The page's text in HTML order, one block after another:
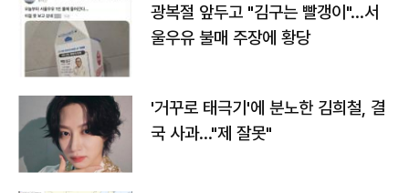
광복절 앞두고 "김구는 빨갱이"…서
울우유 불매 주장에 황당
'거꾸로 태극기'에 분노한 김희철, 결
국 사과…"제 잘못"